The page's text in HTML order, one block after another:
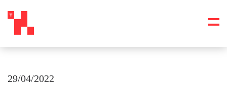
29/04/2022